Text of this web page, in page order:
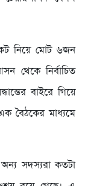
নিয়ে মোট ৬জন
থেকে নির্বাচিত
বাইরে গিয়ে
বৈঠকের মাধ্যমে
অন্য সদস্যরা কতটা